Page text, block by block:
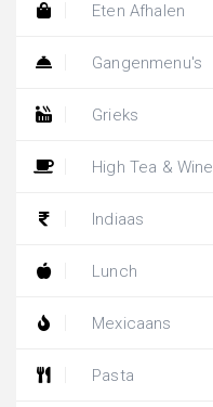
Eten Afhalen
Gangenmenu's
Grieks
High Tea & Wine
Indiaas
Lunch
Mexicaans
Pasta